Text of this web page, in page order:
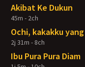
Akibat Ke Dukun
45m - 2ch
Ochi, kakakku
2j 31m - 8ch
Ibu Pura Pura Diam